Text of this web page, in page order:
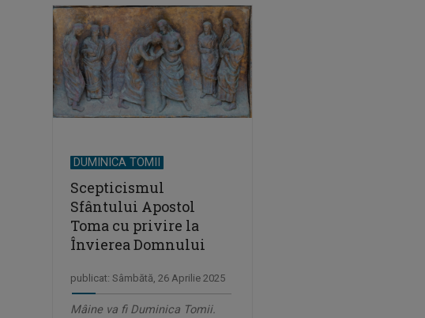
DUMINICA TOMII
Scepticismul
Sfântului Apostol
Toma cu privire la
Învierea Domnului
publicat: Sâmbătă, 26 Aprilie 2025
Mâine va fi Duminica Tomii.